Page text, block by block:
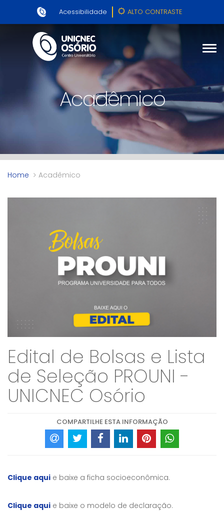
Acessibilidade ALTO CONTRASTE
Acadêmico
Home Acadêmico
Edital de Bolsas e Lista
de Seleção PROUNI -
UNICNEC Osório
COMPARTILHE ESTA INFORMAÇÃO
Clique aqui e baixe a ficha socioeconômica.
Clique aqui e baixe o modelo de declaração.